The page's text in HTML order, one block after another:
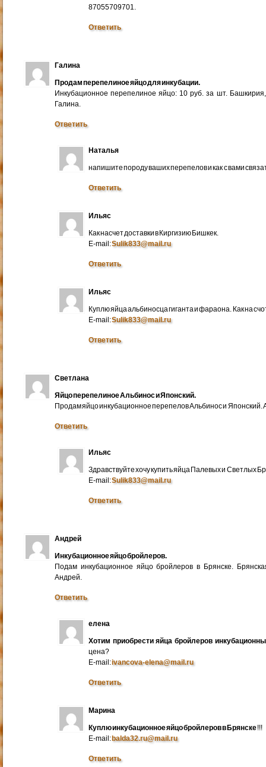
87055709701.
Ответить
Галина
Продам перепелиное яйцо для инкубации.
Инкубационное перепелиное яйцо: 10 руб. за шт.
Галина.
Ответить
Наталья
напишите породу ваших перепелов и как с вами
Ответить
Ильяс
Как насчет доставки в Киргизию Бишкек.
E-mail:Sulik833@mail.ru
Ответить
Ильяс
Куплю яйца альбиносца гиганта и фараона. Как на
E-mail:Sulik833@mail.ru
Ответить
Светлана
Яйцо перепелиное Альбинос и Японский.
Продам яйцо инкубационное перепелов Альбинос и
Ответить
Ильяс
Здравствуйте хочу купить яйца Палевых и Светлых
E-mail:Sulik833@mail.ru
Ответить
Андрей
Инкубационное яйцо бройлеров.
Подам инкубационное яйцо бройлеров в Брянске.
Андрей.
Ответить
елена
Хотим приобрести яйца бройлеров
цена?
E-mail:ivancova-elena@mail.ru
Ответить
Марина
Куплю инкубационное яйцо бройлеров в Брянске!!!
E-mail:balda32.ru@mail.ru
Ответить